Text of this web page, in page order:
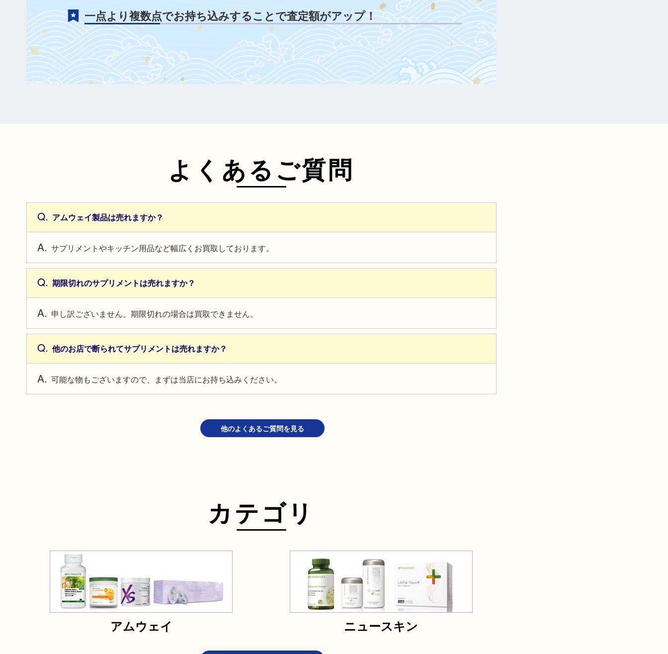
一点より複数点でお持ち込みすることで査定額がアップ！
よくあるご質問
アムウェイ製品は売れますか？
サプリメントやキッチン用品など幅広くお買取しております。
期限切れのサプリメントは売れますか？
申し訳ございません。期限切れの場合は買取できません。
他のお店で断られてサプリメントは売れますか？
可能な物もございますので、まずは当店にお持ち込みください。
他のよくあるご質問を見る
カテゴリ
アムウェイ ニュースキン